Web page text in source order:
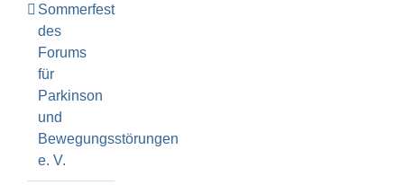
Sommerfest
des
Forums
für
Parkinson
und
Bewegungsstörungen
e. V.